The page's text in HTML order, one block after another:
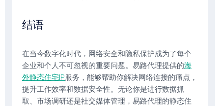
结语
在当今数字化时代，网络安全和隐私保护成为了每个
企业和个人不可忽视的重要问题。易路代理提供的海
外静态住宅IP服务，能够帮助你解决网络连接的痛点，
提升工作效率和数据安全性。无论你是进行数据抓
取、市场调研还是社交媒体管理，易路代理的静态住